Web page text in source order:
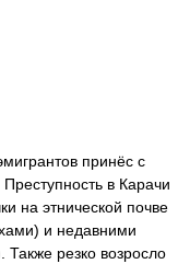
принёс с
в Карачи
на этнической почве
и недавними
Также резко возросло